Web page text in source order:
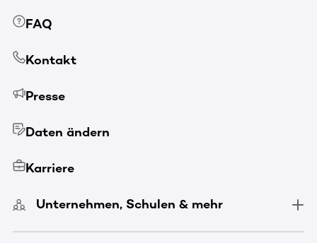
FAQ
Kontakt
Presse
Daten ändern
Karriere
Unternehmen, Schulen & mehr